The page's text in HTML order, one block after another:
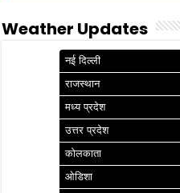
Weather Updates
नई दिल्ली
राजस्थान
मध्य प्रदेश
उत्तर प्रदेश
कोलकाता
ओडिशा